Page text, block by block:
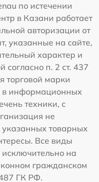
по истечении
в Казани работает
авторизации от
указанные на сайте,
характер и
согласно п. 2 ст. 437
торговой марки
в информационных
техники, с
не
товарных
Все виды
на
гражданском
ГК РФ.